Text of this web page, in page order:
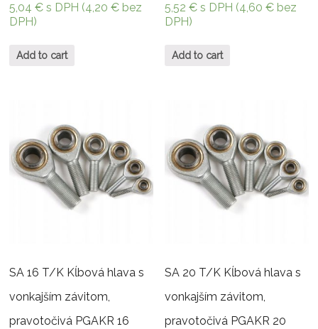
5,04€ s DPH (4,20€ bez
DPH)
Add to cart
5,52€ s DPH (4,60€ bez
DPH)
Add to cart
SA 16 T/K Kĺbová hlava s
vonkajším závitom,
pravotočivá PGAKR 16
SA 20 T/K Kĺbová hlava s
vonkajším závitom,
pravotočivá PGAKR 20